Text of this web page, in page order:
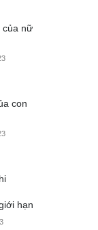
của nữ
con
hạn